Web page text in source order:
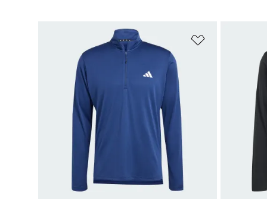
Aggiungi alla